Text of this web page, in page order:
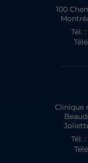
100
Tél. :
Clinique
Tél. :